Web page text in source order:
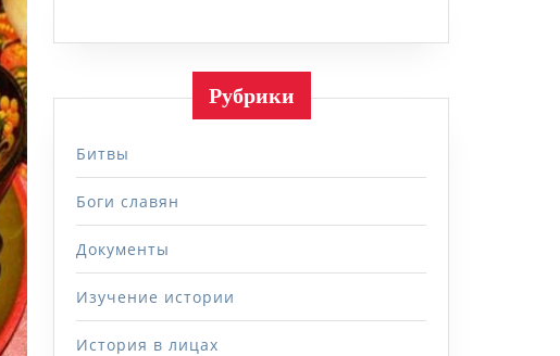
Рубрики
Битвы
Боги славян
Документы
Изучение истории
История в лицах